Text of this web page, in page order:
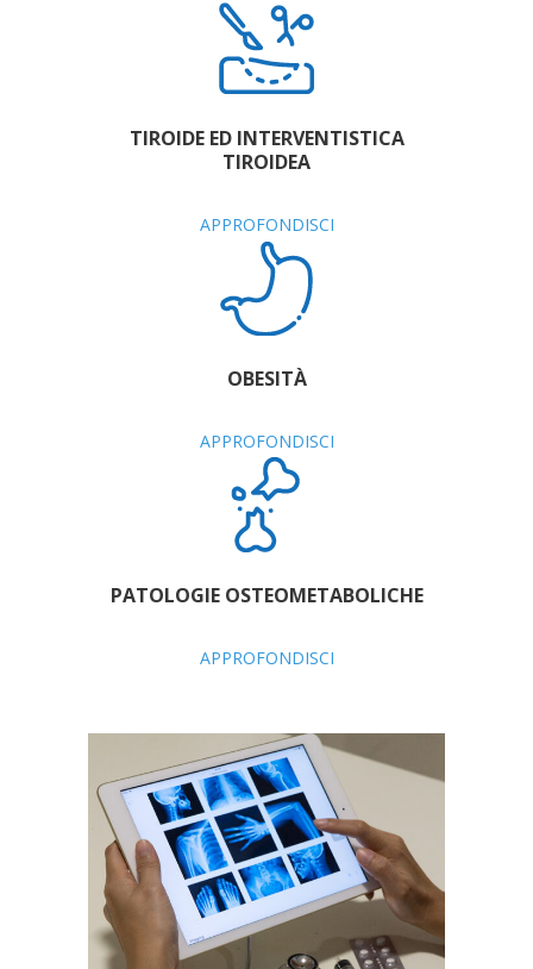
TIROIDE ED INTERVENTISTICA
TIROIDEA
APPROFONDISCI
OBESITÀ
APPROFONDISCI
PATOLOGIE OSTEOMETABOLICHE
APPROFONDISCI